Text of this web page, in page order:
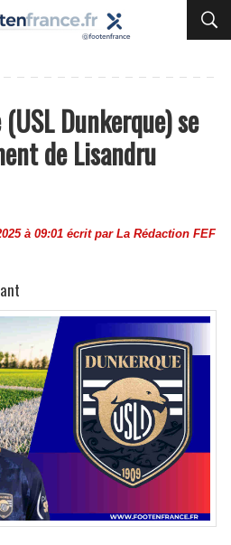
Dunkerque) se
de Lisandru
à 09:01 écrit par La Rédaction FEF